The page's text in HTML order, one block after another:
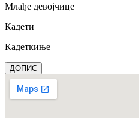
Млађе девојчице
Кадети
Кадеткиње
ДОПИС